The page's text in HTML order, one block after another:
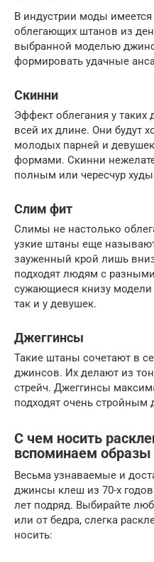
В индустрии моды
облегающих штанов из
выбранной моделью
формировать удачные
Скинни
Эффект облегания у таких
всей их длине. Они будут
молодых парней и
формами. Скинни
полным или чересчур
Слим фит
Слимы не настолько
узкие штаны еще
зауженный крой лишь
подходят людям с
сужающиеся книзу модели
так и у девушек.
Джеггинсы
Такие штаны сочетают в
джинсов. Их делают из
стрейч. Джеггинсы
подходят очень стройным
С чем носить
вспоминаем образы
Весьма узнаваемые и
джинсы клеш из 70-х
лет подряд. Выбирайте
или от бедра, слегка
носить: